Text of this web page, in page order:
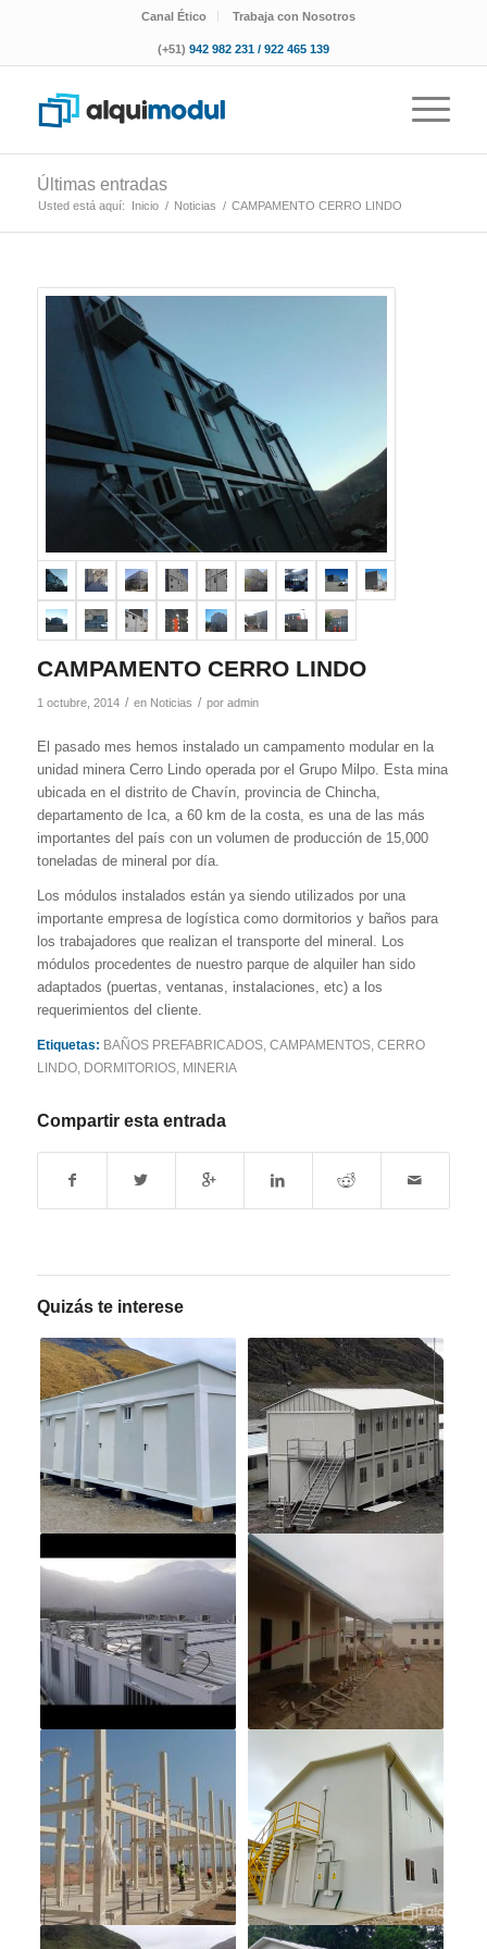
Canal Ético Trabaja con Nosotros
(+51) 942 982 231 / 922 465 139
Últimas entradas
Usted está aquí: Inicio / Noticias / CAMPAMENTO CERRO LINDO
CAMPAMENTO CERRO LINDO
1 octubre, 2014 / en Noticias / por admin
El pasado mes hemos instalado un campamento modular en la
unidad minera Cerro Lindo operada por el Grupo Milpo. Esta mina
ubicada en el distrito de Chavín, provincia de Chincha,
departamento de Ica, a 60 km de la costa, es una de las más
importantes del país con un volumen de producción de 15,000
toneladas de mineral por día.
Los módulos instalados están ya siendo utilizados por una
importante empresa de logística como dormitorios y baños para
los trabajadores que realizan el transporte del mineral. Los
módulos procedentes de nuestro parque de alquiler han sido
adaptados (puertas, ventanas, instalaciones, etc) a los
requerimientos del cliente.
Etiquetas: BAÑOS PREFABRICADOS, CAMPAMENTOS, CERRO
LINDO, DORMITORIOS, MINERIA
Compartir esta entrada
Quizás te interese